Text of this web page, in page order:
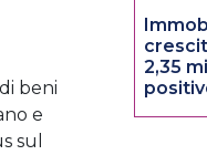
beni
e
sul
2,35